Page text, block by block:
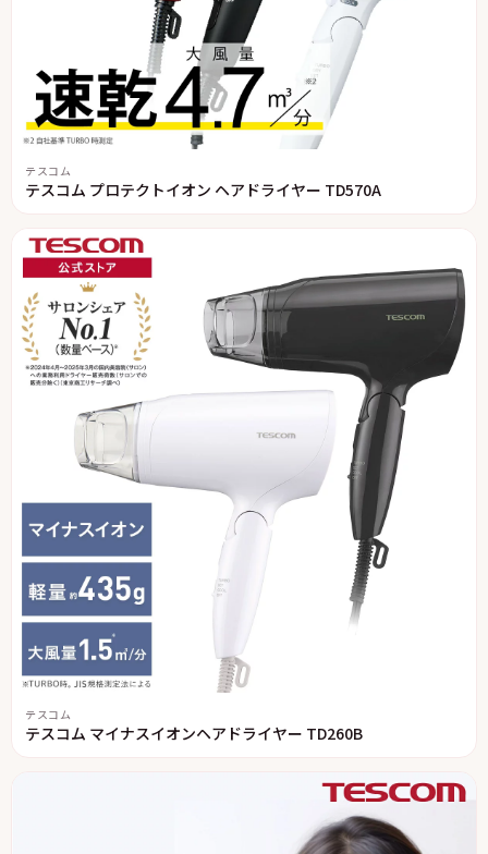
テスコム
テスコム プロテクトイオン ヘアドライヤー TD570A
テスコム
テスコム マイナスイオンヘアドライヤー TD260B